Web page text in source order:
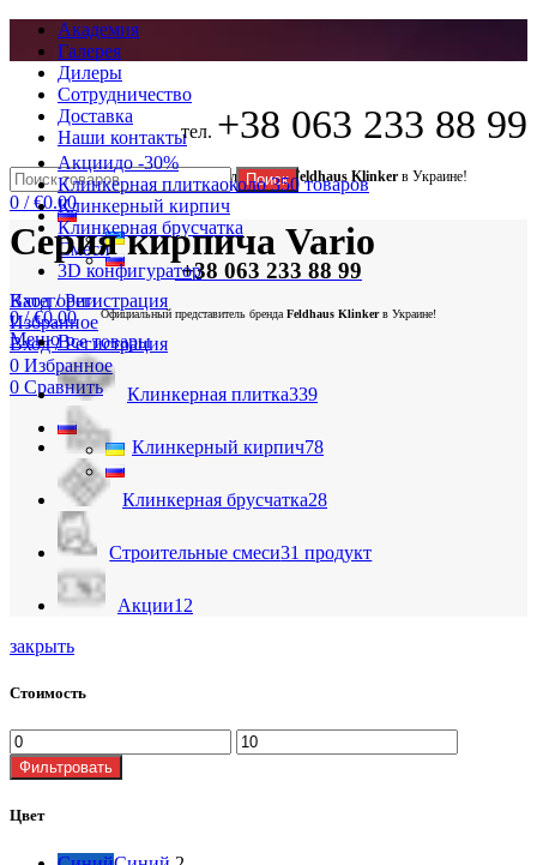
Академия
Галерея
Дилеры
Сотрудничество
Доставка
Наши контакты
Официальный представитель брендаFeldhaus Klinker в Украине!
Вход / Регистрация
Избранное
Вход / Регистрация
0 Избранное
0 Сравнить
тел. +38 063 233 88 99
Поиск
0 / €0.00
+38 063 233 88 99
0/ €0.00
Меню
Акциидо -30%
Клинкерная плиткаоколо 350 товаров
Клинкерный кирпич
Клинкерная брусчатка
Смеси
3D конфигуратор
Официальный представитель бренда Feldhaus Klinkerв Украине!
Серия кирпича Vario
Категории
Все товары
Клинкерная плитка339
Клинкерный кирпич78
Клинкерная брусчатка28
Cтроительные смеси31 продукт
Акции12
закрыть
Стоимость
Фильтровать
Цвет